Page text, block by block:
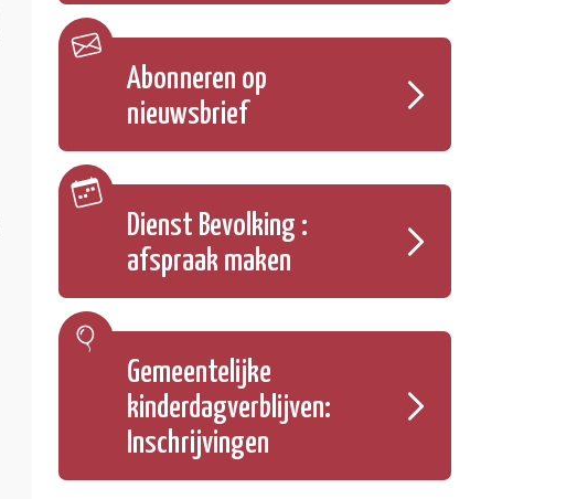
Abonneren op
nieuwsbrief
Dienst Bevolking :
afspraak maken
Gemeentelijke
kinderdagverblijven:
Inschrijvingen